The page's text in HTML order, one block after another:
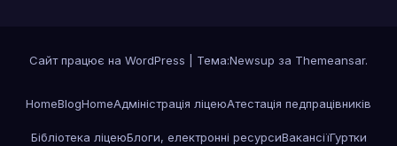
Сайт працює на WordPress Тема:Newsup за Themeansar.
HomeBlogHomeАдміністрація ліцеюАтестація педпрацівників
Бібліотека ліцеюБлоги, електронні ресурсиВакансіїГуртки